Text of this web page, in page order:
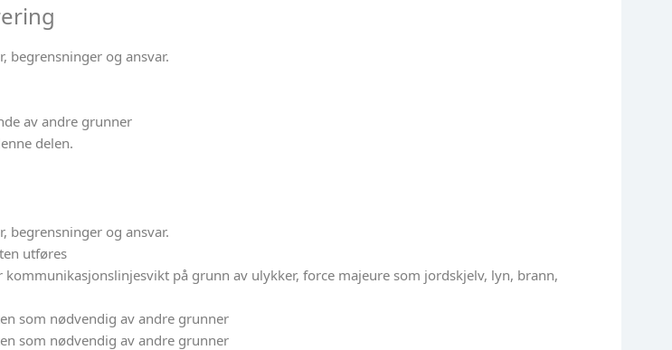
begrensninger og ansvar.
av andre grunner
delen.
begrensninger og ansvar.
utføres
på grunn av ulykker, force majeure som jordskjelv, lyn, brann,
som nødvendig av andre grunner
som nødvendig av andre grunner